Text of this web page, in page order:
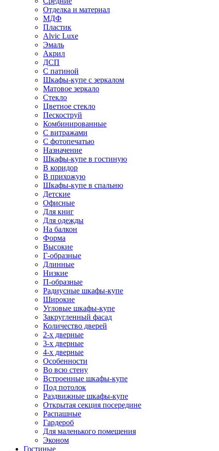
Отделка и материал
МДФ
Пластик
Alvic Luxe
Эмаль
Акрил
ДСП
С патиной
Шкафы-купе с зеркалом
Матовое зеркало
Стекло
Цветное стекло
Пескоструй
Комбинированные
С витражами
С фотопечатью
Назначение
Шкафы-купе в гостиную
В коридор
В прихожую
Шкафы-купе в спальню
Детские
Офисные
Для книг
Для одежды
На балкон
Форма
Высокие
Г-образные
Длинные
Низкие
П-образные
Радиусные шкафы-купе
Широкие
Угловые шкафы-купе
Закругленный фасад
Количество дверей
2-х дверные
3-х дверные
4-х дверные
Особенности
Во всю стену
Встроенные шкафы-купе
Под потолок
Раздвижные шкафы-купе
Открытая секция посередине
Распашные
Гардероб
Для маленького помещения
Эконом
Гостиные